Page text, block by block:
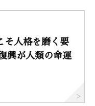
そ人格を磨く要
興が人類の命運